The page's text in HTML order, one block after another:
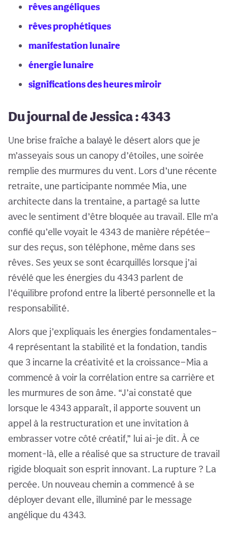
rêves angéliques
rêves prophétiques
manifestation lunaire
énergie lunaire
significations des heures miroir
Du journal de Jessica : 4343
Une brise fraîche a balayé le désert alors que je
m’asseyais sous un canopy d’étoiles, une soirée
remplie des murmures du vent. Lors d’une récente
retraite, une participante nommée Mia, une
architecte dans la trentaine, a partagé sa lutte
avec le sentiment d’être bloquée au travail. Elle m’a
confié qu’elle voyait le 4343 de manière répétée—
sur des reçus, son téléphone, même dans ses
rêves. Ses yeux se sont écarquillés lorsque j’ai
révélé que les énergies du 4343 parlent de
l’équilibre profond entre la liberté personnelle et la
responsabilité.
Alors que j’expliquais les énergies fondamentales—
4 représentant la stabilité et la fondation, tandis
que 3 incarne la créativité et la croissance—Mia a
commencé à voir la corrélation entre sa carrière et
les murmures de son âme. “J’ai constaté que
lorsque le 4343 apparaît, il apporte souvent un
appel à la restructuration et une invitation à
embrasser votre côté créatif,” lui ai-je dit. À ce
moment-là, elle a réalisé que sa structure de travail
rigide bloquait son esprit innovant. La rupture ? La
percée. Un nouveau chemin a commencé à se
déployer devant elle, illuminé par le message
angélique du 4343.